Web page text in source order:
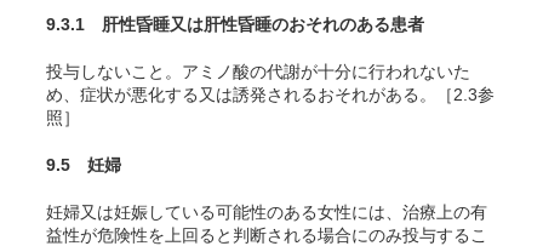
9.3.1 肝性昏睡又は肝性昏睡のおそれのある患者
投与しないこと。アミノ酸の代謝が十分に行われないた
め、症状が悪化する又は誘発されるおそれがある。［2.3参
照］
9.5 妊婦
妊婦又は妊娠している可能性のある女性には、治療上の有
益性が危険性を上回ると判断される場合にのみ投与するこ